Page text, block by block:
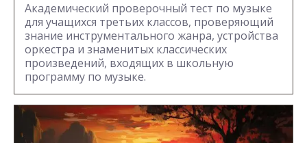
Академический проверочный тест по музыке
для учащихся третьих классов, проверяющий
знание инструментального жанра, устройства
оркестра и знаменитых классических
произведений, входящих в школьную
программу по музыке.